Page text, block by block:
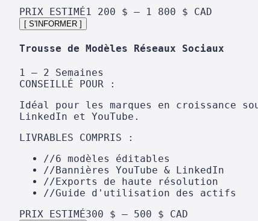
PRIX ESTIMÉ1 200 $ – 1 800 $ CAD
[ S'INFORMER ]
Trousse de Modèles Réseaux Sociaux
1 – 2 Semaines
CONSEILLÉ POUR :
Idéal pour les marques en croissance
LinkedIn et YouTube.
LIVRABLES COMPRIS :
//6 modèles éditables
//Bannières YouTube & LinkedIn
//Exports de haute résolution
//Guide d'utilisation des actifs
PRIX ESTIMÉ300 $ – 500 $ CAD